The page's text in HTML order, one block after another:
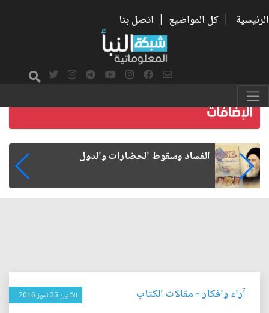
الرئيسية | كل المواضيع | اتصل بنا
رواتب الموظفين على صفيح ساخن
آراء وافكار- مقالات الكتاب الأثنين 25 تموز 2016